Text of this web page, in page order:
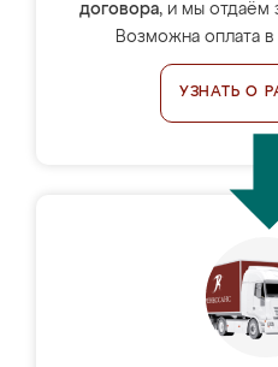
договора, и мы отдаём
Возможна оплата
УЗНАТЬ О